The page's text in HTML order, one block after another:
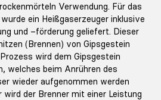
Verwendung. Für das
ein Heißgaserzeuger inklusive
und –förderung geliefert. Dieser
(Brennen) von Gipsgestein
wird dem Gipsgestein
welches beim Anrühren des
wieder aufgenommen werden
wird der Brenner mit einer Leistung